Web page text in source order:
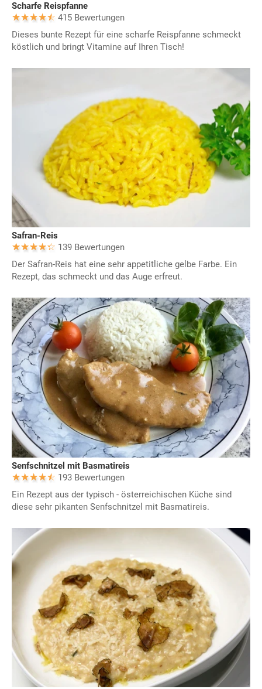
Scharfe Reispfanne
415 Bewertungen
Dieses bunte Rezept für eine scharfe Reispfanne schmeckt
köstlich und bringt Vitamine auf Ihren Tisch!
Safran-Reis
139 Bewertungen
Der Safran-Reis hat eine sehr appetitliche gelbe Farbe. Ein
Rezept, das schmeckt und das Auge erfreut.
Senfschnitzel mit Basmatireis
193 Bewertungen
Ein Rezept aus der typisch - österreichischen Küche sind
diese sehr pikanten Senfschnitzel mit Basmatireis.